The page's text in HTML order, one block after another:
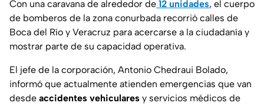
Con una caravana de alrededor de 12 unidades, el cuerpo
de bomberos de la zona conurbada recorrió calles de
Boca del Río y Veracruz para acercarse a la ciudadanía y
mostrar parte de su capacidad operativa.
El jefe de la corporación, Antonio Chedraui Bolado,
informó que actualmente atienden emergencias que van
desde accidentes vehiculares y servicios médicos de